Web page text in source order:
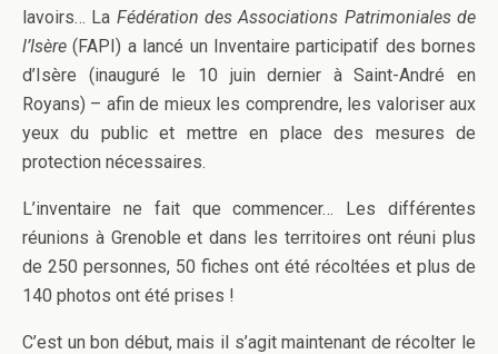
lavoirs… La Fédération des Associations Patrimoniales de
l’Isère (FAPI) a lancé un Inventaire participatif des bornes
d’Isère (inauguré le 10 juin dernier à Saint-André en
Royans) – afin de mieux les comprendre, les valoriser aux
yeux du public et mettre en place des mesures de
protection nécessaires.
L’inventaire ne fait que commencer… Les différentes
réunions à Grenoble et dans les territoires ont réuni plus
de 250 personnes, 50 fiches ont été récoltées et plus de
140 photos ont été prises !
C’est un bon début, mais il s’agit maintenant de récolter le